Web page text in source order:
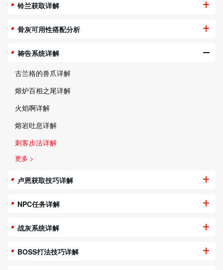
铃兰获取详解
骨灰可用性搭配分析
祷告系统详解
古兰格的兽爪详解
熔炉百相之尾详解
火焰啊详解
熔岩吐息详解
刺客步法详解
更多 >
卢恩获取技巧详解
NPC任务详解
战灰系统详解
BOSS打法技巧详解